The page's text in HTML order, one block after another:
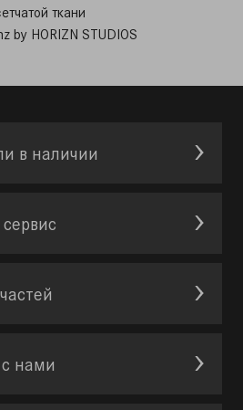
​ткани
by HORIZN STUDIOS
в наличии
нами